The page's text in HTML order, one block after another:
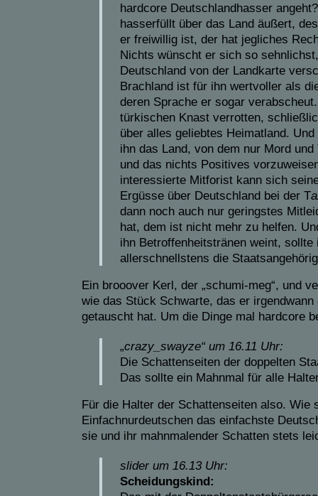
hardcore Deutschlandhasser
hasserfüllt über das Land äußert,
er freiwillig ist, der hat jegliches
Nichts wünscht er sich so
Deutschland von der Landkarte
Brachland ist für ihn wertvoller als
deren Sprache er sogar
türkischen Knast verrotten,
über alles geliebtes Heimatland.
ihn das Land, von dem nur Mord
und das nichts Positives
interessierte Mitforist kann sich
Ergüsse über Deutschland bei der T
dann noch auch nur geringstes
hat, dem ist nicht mehr zu helfen.
ihn Betroffenheitstränen weint, sollte
allerschnellstens die
Ein brooover Kerl, der „schumi-meg“, und
wie das Stück Schwarte, das er irgendwann
getauscht hat. Um die Dinge mal hardcore
„crazy_swayze“ um 16.11 Uhr:
Die Schattenseiten der doppelten
Das sollte ein Mahnmal für alle
Für die Halter der Schattenseiten also. Wie
Einfachnurdeutschen das einfachste
sie und ihr mahnmalender Schatten stets
slider um 16.13 Uhr:
Scheidungskind: